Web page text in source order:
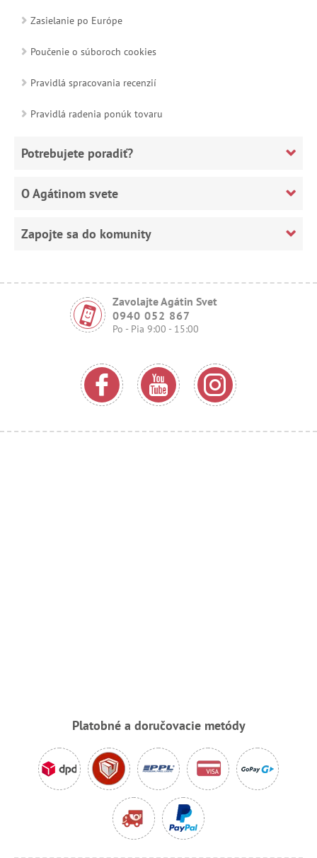
Zasielanie po Európe
Poučenie o súboroch cookies
Pravidlá spracovania recenzií
Pravidlá radenia ponúk tovaru
Potrebujete poradiť?
O Agátinom svete
Zapojte sa do komunity
Zavolajte Agátin Svet
0940 052 867
Po - Pia 9:00 - 15:00
Platobné a doručovacie metódy